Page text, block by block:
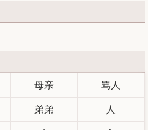
母亲 骂人
弟弟 人